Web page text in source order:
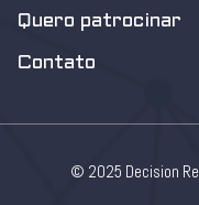
Quero patrocinar
Contato
© 2025 Decision